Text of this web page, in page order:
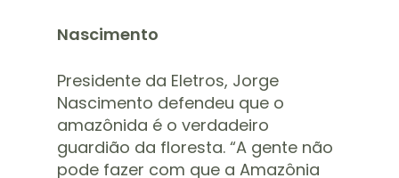
Nascimento
Presidente da Eletros, Jorge
Nascimento defendeu que o
amazônida é o verdadeiro
guardião da floresta. “A gente não
pode fazer com que a Amazônia